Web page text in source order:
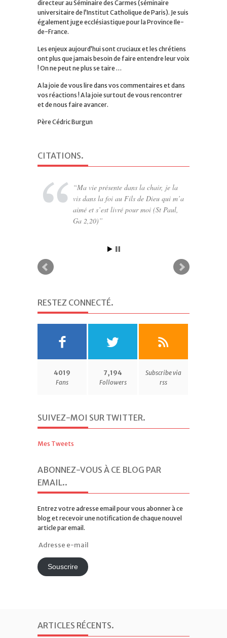
directeur au Séminaire des Carmes (séminaire
universitaire de l’Institut Catholique de Paris). Je suis
également juge ecclésiastique pour la Province Ile-
de-France.
Les enjeux aujourd’hui sont cruciaux et les chrétiens
ont plus que jamais besoin de faire entendre leur voix
! On ne peut ne plus se taire …
A la joie de vous lire dans vos commentaires et dans
vos réactions ! A la joie surtout de vous rencontrer
et de nous faire avancer.
Père Cédric Burgun
CITATIONS.
Ma vie présente dans la chair, je la
vis dans la foi au Fils de Dieu qui m’a
aimé et s’est livré pour moi (St Paul,
Ga 2,20)
RESTEZ CONNECTÉ.
4019
Fans
7,194
Followers
Subscribe via
rss
SUIVEZ-MOI SUR TWITTER.
Mes Tweets
ABONNEZ-VOUS À CE BLOG PAR
EMAIL..
Entrez votre adresse email pour vous abonner à ce
blog et recevoir une notification de chaque nouvel
article par email.
Adresse
mailSouscrire
ARTICLES RÉCENTS.